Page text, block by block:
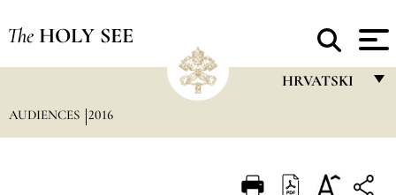
The HOLY SEE
HRVATSKI
ITALIANO
AUDIENCES 2016